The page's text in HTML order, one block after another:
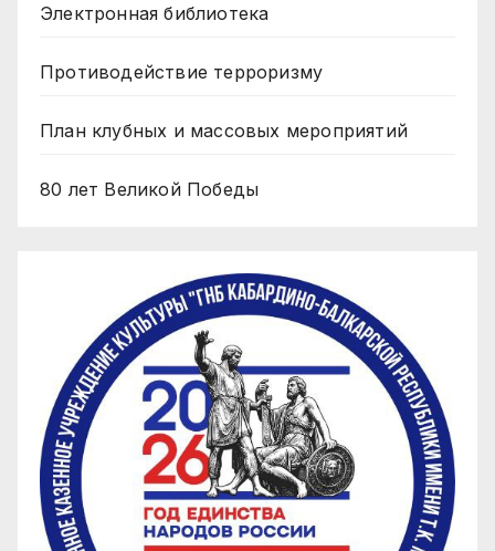
Электронная библиотека
Противодействие терроризму
План клубных и массовых мероприятий
80 лет Великой Победы